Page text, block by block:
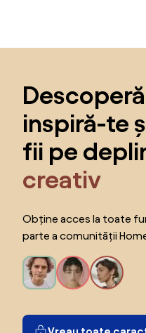
inspiră-te
fii pe
creativ
Obține acces la toate
parte a comunității